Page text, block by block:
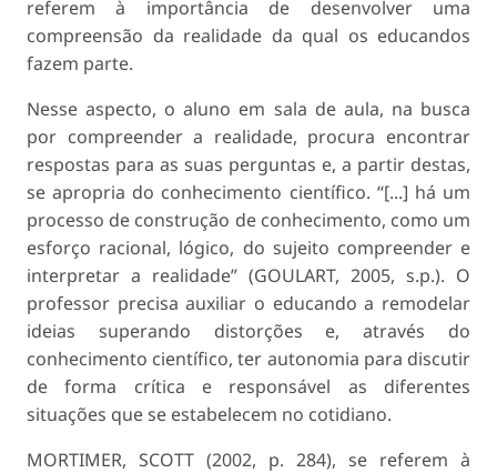
referem à importância de desenvolver uma
compreensão da realidade da qual os educandos
fazem parte.
Nesse aspecto, o aluno em sala de aula, na busca
por compreender a realidade, procura encontrar
respostas para as suas perguntas e, a partir destas,
se apropria do conhecimento científico. “[...] há um
processo de construção de conhecimento, como um
esforço racional, lógico, do sujeito compreender e
interpretar a realidade” (GOULART, 2005, s.p.). O
professor precisa auxiliar o educando a remodelar
ideias superando distorções e, através do
conhecimento científico, ter autonomia para discutir
de forma crítica e responsável as diferentes
situações que se estabelecem no cotidiano.
MORTIMER, SCOTT (2002, p. 284), se referem à